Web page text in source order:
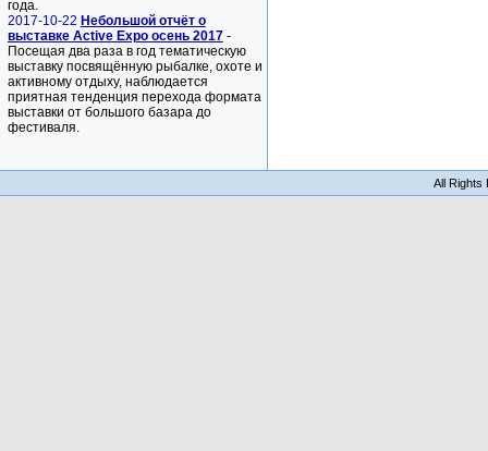
года.
2017-10-22 Небольшой отчёт о
выставке Active Expo осень 2017 -
Посещая два раза в год тематическую
выставку посвящённую рыбалке, охоте и
активному отдыху, наблюдается
приятная тенденция перехода формата
выставки от большого базара до
фестиваля.
All Rights